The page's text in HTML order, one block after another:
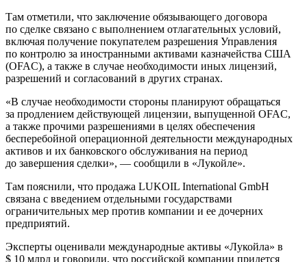
Там отметили, что заключение обязывающего договора
по сделке связано с выполнением отлагательных условий,
включая получение покупателем разрешения Управления
по контролю за иностранными активами казначейства США
(OFAC), а также в случае необходимости иных лицензий,
разрешений и согласований в других странах.
«В случае необходимости стороны планируют обращаться
за продлением действующей лицензии, выпущенной OFAC,
а также прочими разрешениями в целях обеспечения
бесперебойной операционной деятельности международных
активов и их банковского обслуживания на период
до завершения сделки», — сообщили в «Лукойле».
Там пояснили, что продажа LUKOIL International GmbH
связана с введением отдельными государствами
ограничительных мер против компании и ее дочерних
предприятий.
Эксперты оценивали международные активы «Лукойла» в
$ 10 млрд и говорили, что российской компании придется